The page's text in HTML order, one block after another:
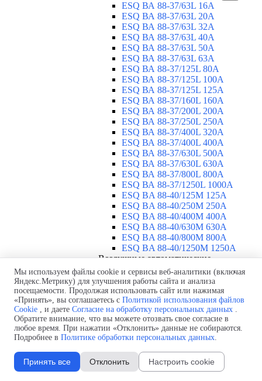
ESQ ВА 88-37/63L 16A
ESQ ВА 88-37/63L 20A
ESQ ВА 88-37/63L 32A
ESQ ВА 88-37/63L 40A
ESQ ВА 88-37/63L 50A
ESQ ВА 88-37/63L 63A
ESQ ВА 88-37/125L 80A
ESQ ВА 88-37/125L 100A
ESQ ВА 88-37/125L 125A
ESQ ВА 88-37/160L 160A
ESQ ВА 88-37/200L 200A
ESQ ВА 88-37/250L 250A
ESQ ВА 88-37/400L 320A
ESQ ВА 88-37/400L 400A
ESQ ВА 88-37/630L 500A
ESQ ВА 88-37/630L 630A
ESQ ВА 88-37/800L 800A
ESQ ВА 88-37/1250L 1000A
ESQ BA 88-40/125M 125A
ESQ BA 88-40/250M 250A
ESQ BA 88-40/400M 400A
ESQ BA 88-40/630М 630A
ESQ BA 88-40/800M 800A
ESQ BA 88-40/1250М 1250A
Воздушные автоматические
выключатели
▼
ESQ ВА99-40B 3F M2C2S2 M
2500A
ESQ ВА99-40A 3F M2C2S2 М
800A
ESQ ВА99-40A 3F M2C2S2 М
630A
ESQ ВА99-40A 3F M2C2S2 М
2000A
ESQ ВА99-40A 3F M2C2S2 М
Мы используем файлы cookie и сервисы веб-аналитики (включая
Яндекс.Метрику) для улучшения работы сайта и анализа
посещаемости. Продолжая использовать сайт или нажимая
«Принять», вы соглашаетесь с Политикой использования файлов
Cookie , и даете Согласие на обработку персональных данных .
Обратите внимание, что вы можете отозвать свое согласие в
любое время. При нажатии «Отклонить» данные не собираются.
Подробнее в Политике обработки персональных данных.
Принять все Отклонить Настроить cookie